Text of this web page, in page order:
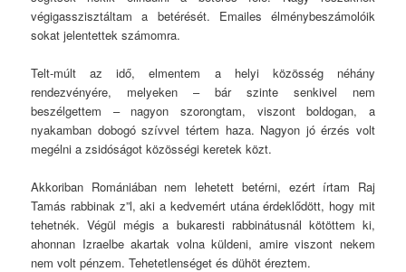
végigasszisztáltam a betérését. Emailes élménybeszámolóik
sokat jelentettek számomra.
Telt-múlt az idő, elmentem a helyi közösség néhány
rendezvényére, melyeken – bár szinte senkivel nem
beszélgettem – nagyon szorongtam, viszont boldogan, a
nyakamban dobogó szívvel tértem haza. Nagyon jó érzés volt
megélni a zsidóságot közösségi keretek közt.
Akkoriban Romániában nem lehetett betérni, ezért írtam Raj
Tamás rabbinak z”l, aki a kedvemért utána érdeklődött, hogy mit
tehetnék. Végül mégis a bukaresti rabbinátusnál kötöttem ki,
ahonnan Izraelbe akartak volna küldeni, amire viszont nekem
nem volt pénzem. Tehetetlenséget és dühöt éreztem.